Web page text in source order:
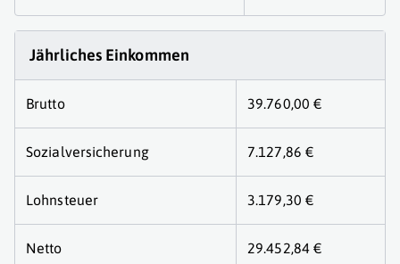
Jährliches Einkommen
Brutto 39.760,00 €
Sozialversicherung 7.127,86 €
Lohnsteuer 3.179,30 €
Netto 29.452,84 €